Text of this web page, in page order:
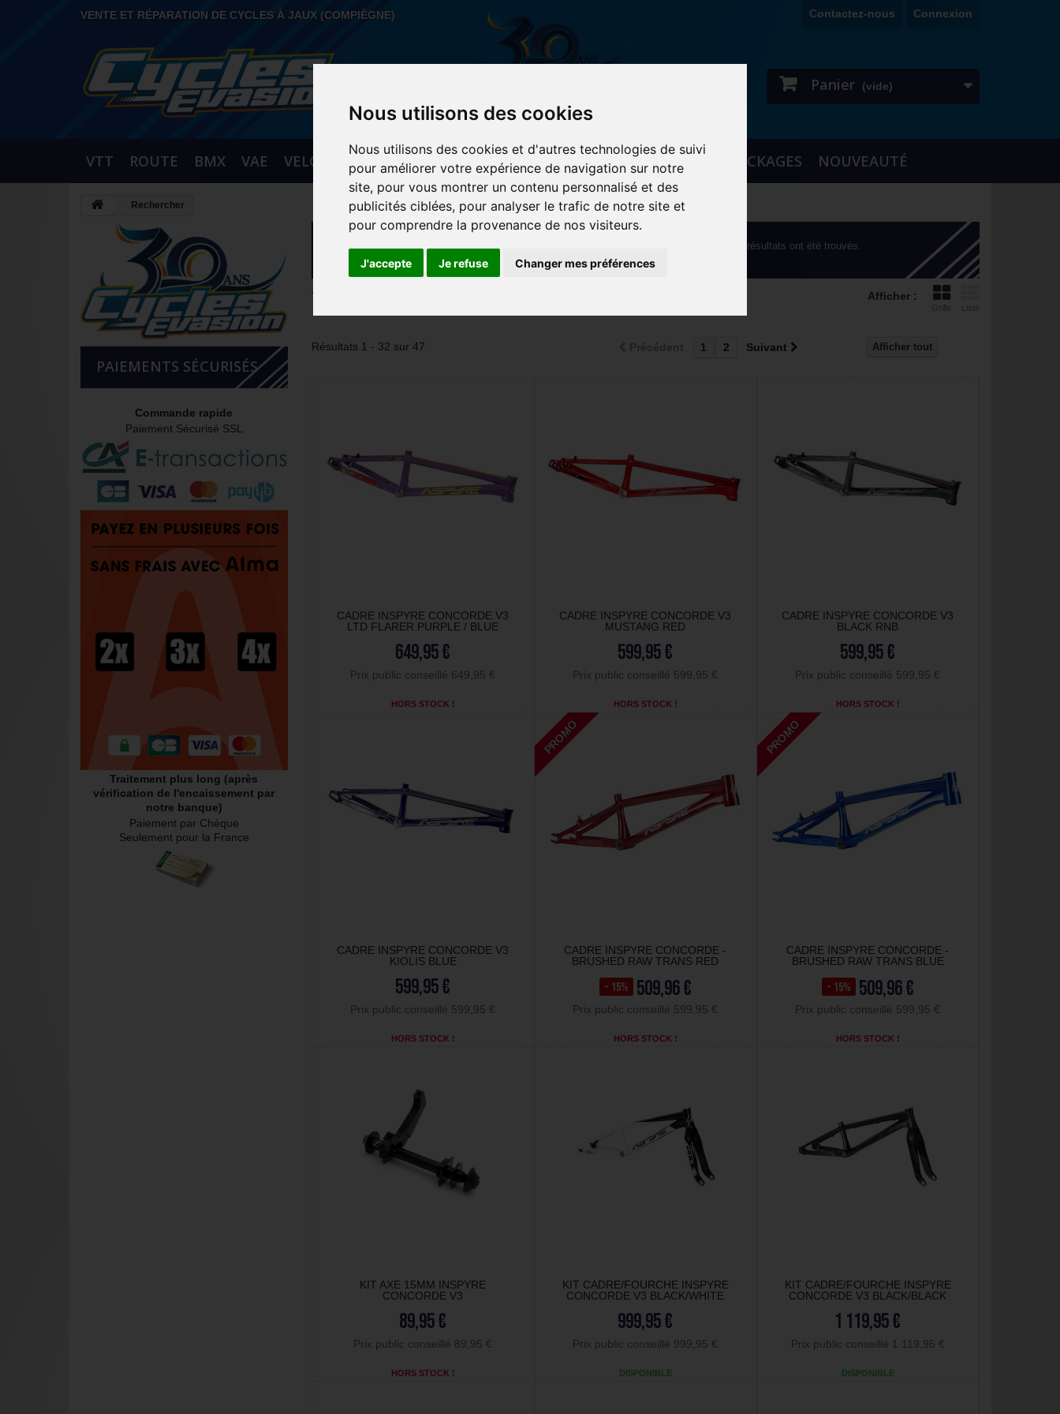
Nous utilisons des cookies
Nous utilisons des cookies et d'autres technologies de suivi
pour améliorer votre expérience de navigation sur notre
site, pour vous montrer un contenu personnalisé et des
publicités ciblées, pour analyser le trafic de notre site et
pour comprendre la provenance de nos visiteurs.
J'accepte Je refuse Changer mes préférences
Connexion
Contactez-nous
VENTE ET RÉPARATION DE CYCLES À JAUX (COMPIÈGNE)
Panier (vide)
VTT ROUTE BMX VAE VELO URBAIN ACCESSOIRES SPORTS URBAIN PROMOS-DESTOCKAGES NOUVEAUTÉ
Rechercher
PAIEMENTS SÉCURISÉS
Commande rapide
Paiement Sécurisé SSL
Traitement plus long (après
vérification de l'encaissement par
notre banque)
Paiement par Chèque
Seulement pour la France
RECHERCHER"CONCORDE V3" 47 résultats ont été trouvés.
Afficher :
Grille Liste
Tri
Afficher tout
1 2 Suivant
Résultats 1 - 32 sur 47.
CADRE INSPYRE CONCORDE V3
LTD FLARER PURPLE / BLUE
649,95 €
Prix public conseillé 649,95 €
HORS STOCK !
CADRE INSPYRE CONCORDE V3
MUSTANG RED
599,95 €
Prix public conseillé 599,95 €
HORS STOCK !
CADRE INSPYRE CONCORDE V3
BLACK RNB
599,95 €
Prix public conseillé 599,95 €
HORS STOCK !
CADRE INSPYRE CONCORDE V3
KIOLIS BLUE
599,95 €
Prix public conseillé 599,95 €
HORS STOCK !
PROMO
CADRE INSPYRE CONCORDE -
BRUSHED RAW TRANS RED
- 15% 509,96 €
Prix public conseillé 599,95 €
HORS STOCK !
PROMO
CADRE INSPYRE CONCORDE -
BRUSHED RAW TRANS BLUE
- 15% 509,96 €
Prix public conseillé 599,95 €
HORS STOCK !
KIT AXE 15MM INSPYRE
CONCORDE V3
89,95 €
Prix public conseillé 89,95 €
HORS STOCK !
KIT CADRE/FOURCHE INSPYRE
CONCORDE V3 BLACK/WHITE
999,95 €
Prix public conseillé 999,95 €
DISPONIBLE
KIT CADRE/FOURCHE INSPYRE
CONCORDE V3 BLACK/BLACK
1 119,95 €
Prix public conseillé 1 119,95 €
DISPONIBLE